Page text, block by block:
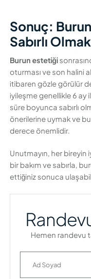
Sonuç:
Sabırlı
Burun estetiği
oturması ve son halini
itibaren gözle görülür
iyileşme genellikle 6 ay
süre boyunca sabırlı
önerilerine uymak ve
derece önemlidir.
Unutmayın, her bireyin
bir bakım ve sabırla,
ettiğiniz sonuca
Hemen randevu